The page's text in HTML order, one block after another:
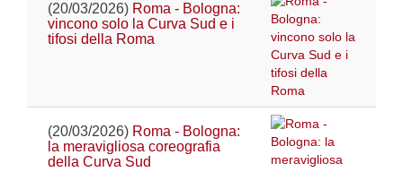
(20/03/2026) Roma - Bologna:
vincono solo la Curva Sud e i
tifosi della Roma
(20/03/2026) Roma - Bologna:
la meravigliosa coreografia
della Curva Sud